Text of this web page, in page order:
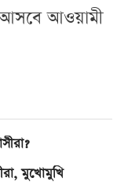
আসবে আওয়ামী
মুখোমুখি